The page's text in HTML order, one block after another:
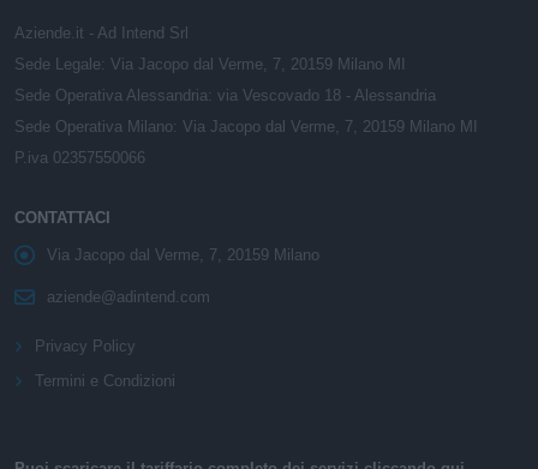
Aziende.it - Ad Intend Srl
Sede Legale: Via Jacopo dal Verme, 7, 20159 Milano MI
Sede Operativa Alessandria: via Vescovado 18 - Alessandria
Sede Operativa Milano: Via Jacopo dal Verme, 7, 20159 Milano MI
P.iva 02357550066
CONTATTACI
Via Jacopo dal Verme, 7, 20159 Milano
aziende@adintend.com
Privacy Policy
Termini e Condizioni